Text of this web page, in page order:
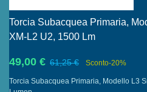
Torcia Subacquea Primaria,
XM-L2 U2, 1500 Lm
49,00 € 61,25 € Sconto-20%
Torcia Subacquea Primaria, Modello L3